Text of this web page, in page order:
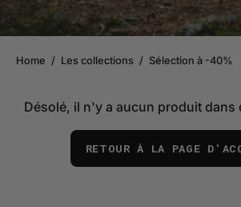
Home / Les collections / Sélection à -40%
Désolé, il n'y a aucun produit dans
RETOUR À LA PAGE